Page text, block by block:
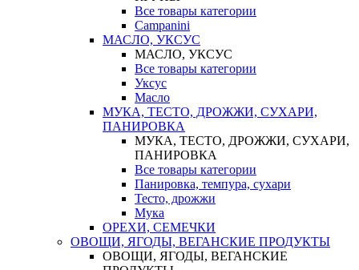
Все товары категории
Campanini
МАСЛО, УКСУС
МАСЛО, УКСУС
Все товары категории
Уксус
Масло
МУКА, ТЕСТО, ДРОЖЖИ, СУХАРИ,
ПАНИРОВКА
МУКА, ТЕСТО, ДРОЖЖИ, СУХАРИ,
ПАНИРОВКА
Все товары категории
Панировка, темпура, сухари
Тесто, дрожжи
Мука
ОРЕХИ, СЕМЕЧКИ
ОВОЩИ, ЯГОДЫ, ВЕГАНСКИЕ ПРОДУКТЫ
ОВОЩИ, ЯГОДЫ, ВЕГАНСКИЕ